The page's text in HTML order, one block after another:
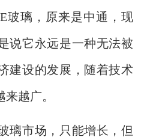
玻璃，原来是中通，现
说它永远是一种无法被
建设的发展，随着技术
越广。
市场，只能增长，但